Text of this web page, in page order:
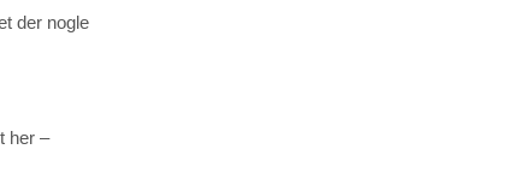
der nogle
her –